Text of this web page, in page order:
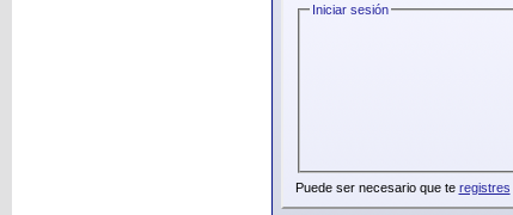
Iniciar sesión
Puede ser necesario que te registres